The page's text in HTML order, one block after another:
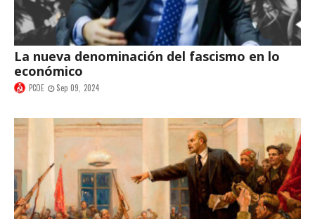
La nueva denominación del fascismo en lo
económico
PCOE Sep 09, 2024